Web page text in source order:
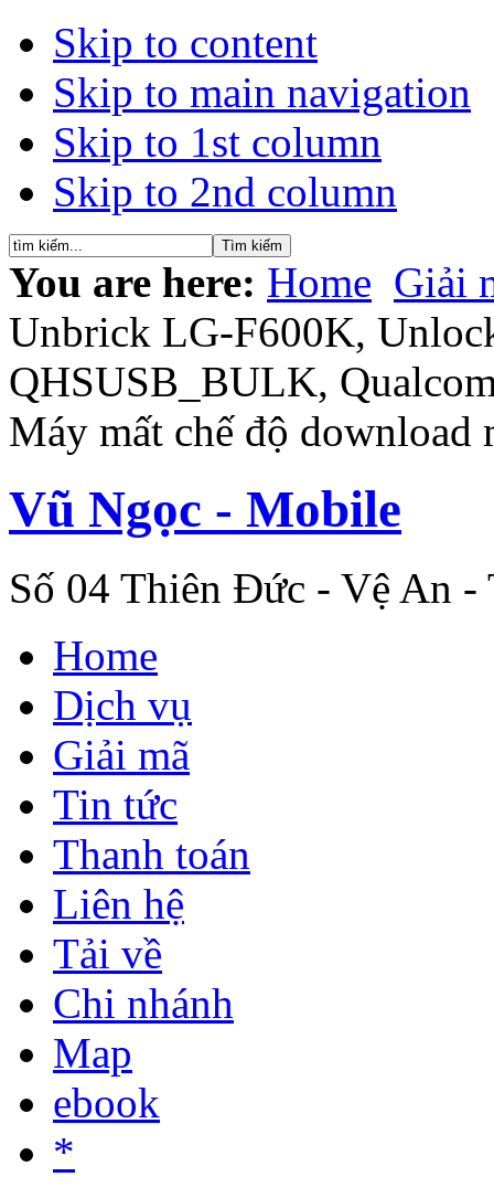
Skip to content
Skip to main navigation
Skip to 1st column
Skip to 2nd column
You are here: Home Giải
Unbrick LG-F600K,
QHSUSB_BULK,
Máy mất chế độ download
Vũ Ngọc - Mobile
Số 04 Thiên Đức - Vệ An
Home
Dịch vụ
Giải mã
Tin tức
Thanh toán
Liên hệ
Tải về
Chi nhánh
Map
ebook
*